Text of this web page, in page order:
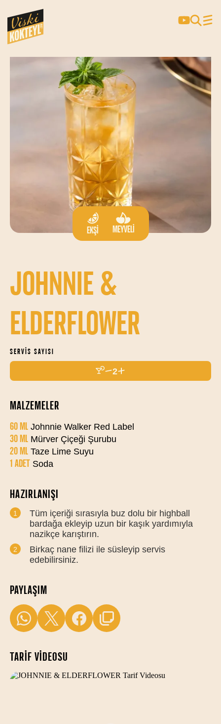
JOHNNIE & ELDERFLOWER
EKŞI MEYVELI
JOHNNIE &
ELDERFLOWER
SERVIS SAYISI
2
MALZEMELER
60 ML Johnnie Walker Red Label
30 ML Mürver Çiçeği Şurubu
20 ML Taze Lime Suyu
1 ADET Soda
HAZIRLANIŞI
Tüm içeriği sırasıyla buz dolu bir highball
bardağa ekleyip uzun bir kaşık yardımıyla
nazikçe karıştırın.
Birkaç nane filizi ile süsleyip servis
edebilirsiniz.
PAYLAŞIM
TARIF VIDEOSU